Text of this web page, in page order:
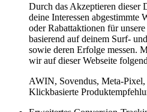
Durch das Akzeptieren dieser
deine Interessen abgestimmte
oder Rabattaktionen für
basierend auf deinem Surf-
sowie deren Erfolge messen.
wir auf dieser Webseite
AWIN, Sovendus, Meta-
Klickbasierte